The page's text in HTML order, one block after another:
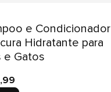
e Condicionador
Hidratante para
e Gatos